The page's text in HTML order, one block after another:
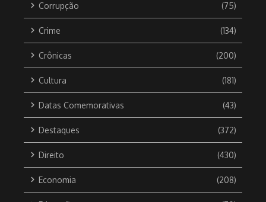
Corrupção (75)
Crime (134)
Crônicas (200)
Cultura (181)
Datas Comemorativas (43)
Destaques (372)
Direito (430)
Economia (208)